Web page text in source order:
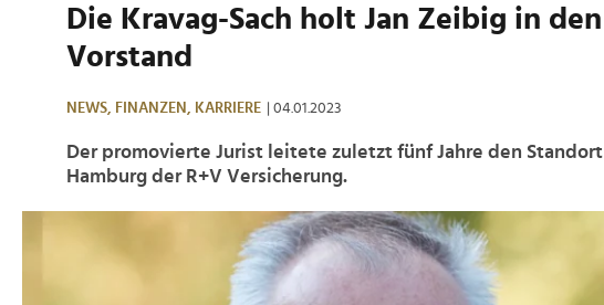
Die Kravag-Sach holt Jan Zeibig in den
Vorstand
NEWS, FINANZEN, KARRIERE | 04.01.2023
Der promovierte Jurist leitete zuletzt fünf Jahre den Standort
Hamburg der R+V Versicherung.